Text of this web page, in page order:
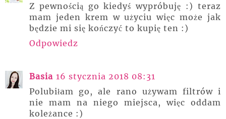
Z pewnością go kiedyś wypróbuję :) teraz
mam jeden krem w użyciu więc może jak
będzie mi się kończyć to kupię ten :)
Odpowiedz
Basia 16 stycznia 2018 08:31
Polubiłam go, ale rano używam filtrów i
nie mam na niego miejsca, więc oddam
koleżance :)